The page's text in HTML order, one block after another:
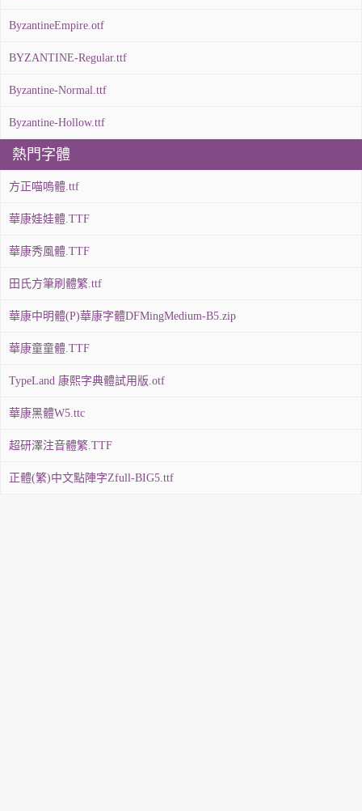
ByzantineEmpire.otf
BYZANTINE-Regular.ttf
Byzantine-Normal.ttf
Byzantine-Hollow.ttf
熱門字體
方正喵嗚體.ttf
華康娃娃體.TTF
華康秀風體.TTF
田氏方筆刷體繁.ttf
華康中明體(P)華康字體DFMingMedium-B5.zip
華康童童體.TTF
TypeLand 康熙字典體試用版.otf
華康黑體W5.ttc
超研澤注音體繁.TTF
正體(繁)中文點陣字Zfull-BIG5.ttf